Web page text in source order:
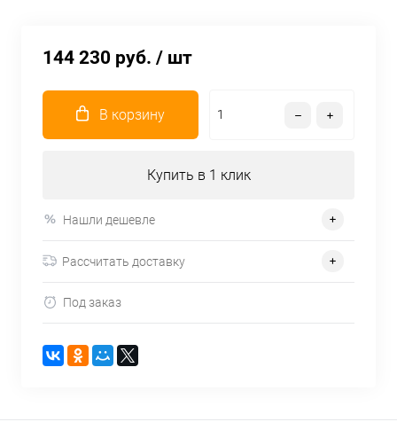
144 230 руб. / шт
В корзину
Купить в 1 клик
Нашли дешевле
Рассчитать доставку
Под заказ